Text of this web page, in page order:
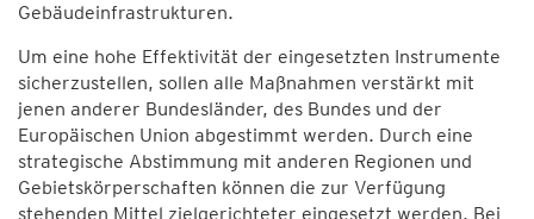
Gebäudeinfrastrukturen.
Um eine hohe Effektivität der eingesetzten Instrumente
sicherzustellen, sollen alle Maßnahmen verstärkt mit
jenen anderer Bundesländer, des Bundes und der
Europäischen Union abgestimmt werden. Durch eine
strategische Abstimmung mit anderen Regionen und
Gebietskörperschaften können die zur Verfügung
stehenden Mittel zielgerichteter eingesetzt werden. Bei